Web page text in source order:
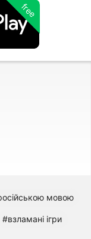
free
мовою
#взламані ігри